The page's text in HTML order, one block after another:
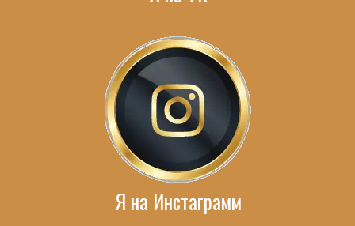
Я на Инстаграмм